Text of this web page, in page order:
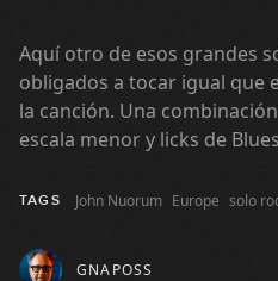
Aquí otro de esos grandes
obligados a tocar igual que
la canción. Una
escala menor y licks de
TAGS John Nuorum Europe solo
GNAPOSS